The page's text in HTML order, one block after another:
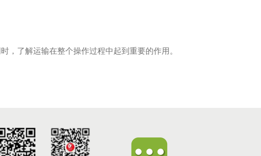
，了解运输在整个操作过程中起到重要的作用。